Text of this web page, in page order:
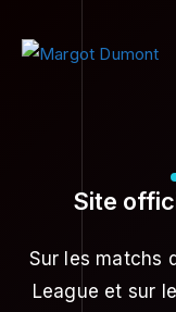
Site
Sur les matchs
League et sur